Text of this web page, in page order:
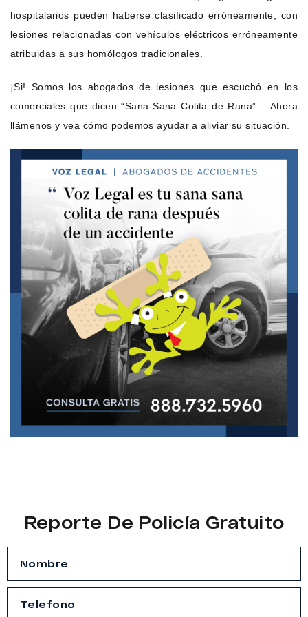
hospitalarios pueden haberse clasificado erróneamente, con
lesiones relacionadas con vehículos eléctricos erróneamente
atribuidas a sus homólogos tradicionales.
¡Si! Somos los abogados de lesiones que escuchó en los
comerciales que dicen “Sana-Sana Colita de Rana” – Ahora
llámenos y vea cómo podemos ayudar a aliviar su situación.
Reporte De Policía Gratuito